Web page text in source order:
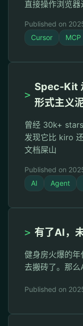
直接操作浏览
Published on
Cursor
MCP
>
Spec-Kit
形式主义
曾经 30k+
发现它比 kiro
文档屎山
Published on
AI
Agent
> 有了AI，
健身房火爆的
去搬砖了。那么
Published on